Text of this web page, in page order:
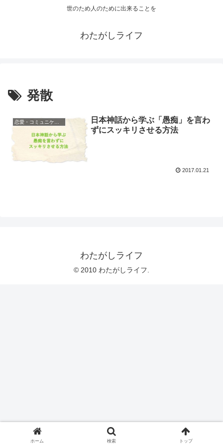
世のため人のために出来ることを
わたがしライフ
発散
日本神話から学ぶ「愚痴」を言わ
ずにスッキリさせる方法
2017.01.21
わたがしライフ
© 2010 わたがしライフ.
ホーム 検索 トップ